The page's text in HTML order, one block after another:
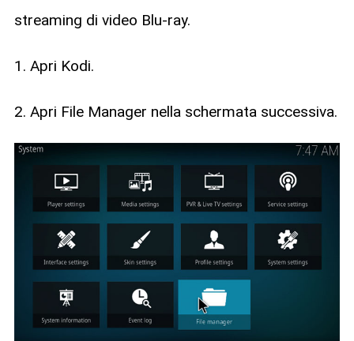
streaming di video Blu-ray.
1. Apri Kodi.
2. Apri File Manager nella schermata successiva.